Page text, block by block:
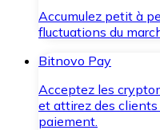
Accumulez petit à
fluctuations du
Bitnovo Pay
Acceptez les
et attirez des clients
paiement.